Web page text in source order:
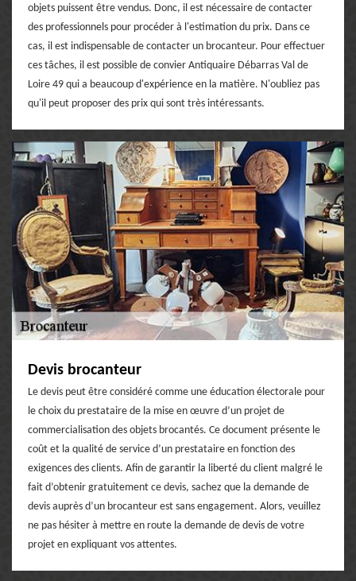
objets puissent être vendus. Donc, il est nécessaire de contacter
des professionnels pour procéder à l'estimation du prix. Dans ce
cas, il est indispensable de contacter un brocanteur. Pour effectuer
ces tâches, il est possible de convier Antiquaire Débarras Val de
Loire 49 qui a beaucoup d'expérience en la matière. N'oubliez pas
qu'il peut proposer des prix qui sont très intéressants.
Devis brocanteur
Le devis peut être considéré comme une éducation électorale pour
le choix du prestataire de la mise en œuvre d’un projet de
commercialisation des objets brocantés. Ce document présente le
coût et la qualité de service d’un prestataire en fonction des
exigences des clients. Afin de garantir la liberté du client malgré le
fait d’obtenir gratuitement ce devis, sachez que la demande de
devis auprès d’un brocanteur est sans engagement. Alors, veuillez
ne pas hésiter à mettre en route la demande de devis de votre
projet en expliquant vos attentes.